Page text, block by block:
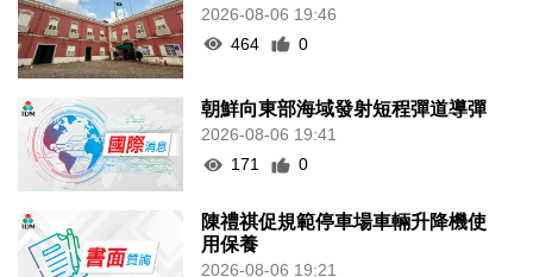
2026-08-06 19:46
464
0
朝鮮向東部海域發射短程彈道導彈
2026-08-06 19:41
171
0
陳禮祺促規範停車場車輛升降機使
用保養
2026-08-06 19:21